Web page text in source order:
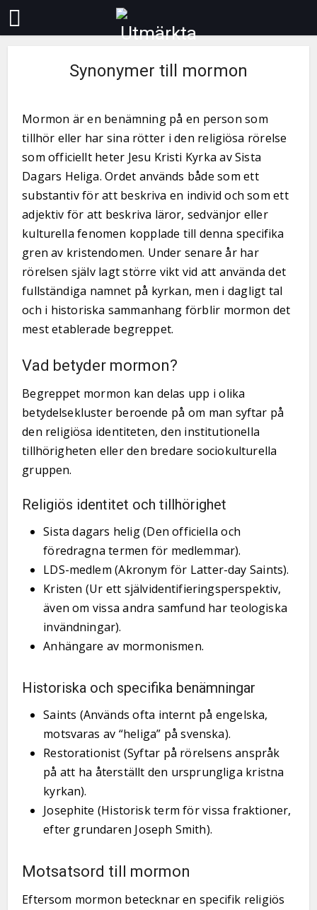
Synonymer till mormon
Mormon är en benämning på en person som
tillhör eller har sina rötter i den religiösa rörelse
som officiellt heter Jesu Kristi Kyrka av Sista
Dagars Heliga. Ordet används både som ett
substantiv för att beskriva en individ och som ett
adjektiv för att beskriva läror, sedvänjor eller
kulturella fenomen kopplade till denna specifika
gren av kristendomen. Under senare år har
rörelsen själv lagt större vikt vid att använda det
fullständiga namnet på kyrkan, men i dagligt tal
och i historiska sammanhang förblir mormon det
mest etablerade begreppet.
Vad betyder mormon?
Begreppet mormon kan delas upp i olika
betydelsekluster beroende på om man syftar på
den religiösa identiteten, den institutionella
tillhörigheten eller den bredare sociokulturella
gruppen.
Religiös identitet och tillhörighet
Sista dagars helig (Den officiella och
föredragna termen för medlemmar).
LDS-medlem (Akronym för Latter-day Saints).
Kristen (Ur ett självidentifieringsperspektiv,
även om vissa andra samfund har teologiska
invändningar).
Anhängare av mormonismen.
Historiska och specifika benämningar
Saints (Används ofta internt på engelska,
motsvaras av “heliga” på svenska).
Restorationist (Syftar på rörelsens anspråk
på att ha återställt den ursprungliga kristna
kyrkan).
Josephite (Historisk term för vissa fraktioner,
efter grundaren Joseph Smith).
Motsatsord till mormon
Eftersom mormon betecknar en specifik religiös